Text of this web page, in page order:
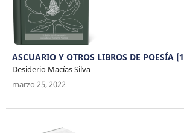
ASCUARIO Y OTROS LIBROS DE POESÍA
Desiderio Macías Silva
marzo 25, 2022